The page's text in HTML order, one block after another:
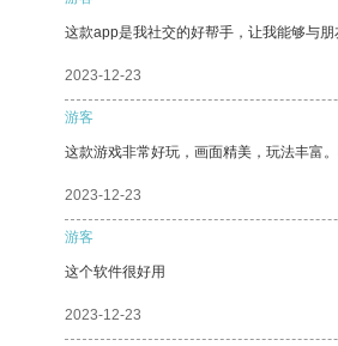
这款app是我社交的好帮手，让我能够与朋
2023-12-23
游客
这款游戏非常好玩，画面精美，玩法丰富
2023-12-23
游客
这个软件很好用
2023-12-23